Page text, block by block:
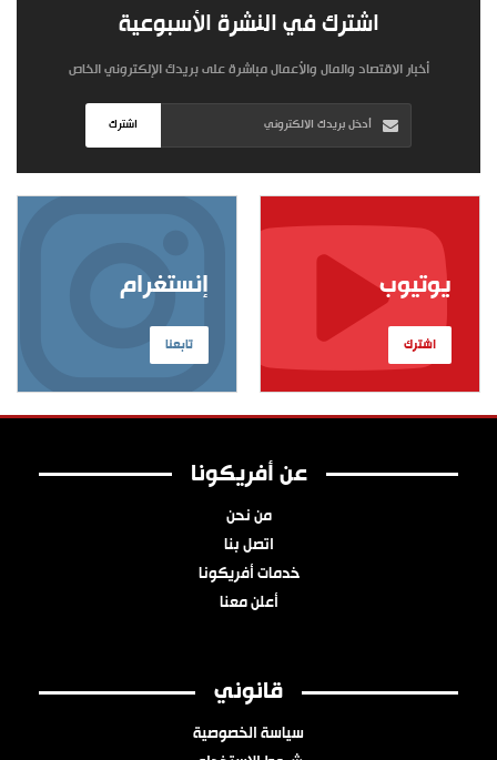
اشترك في النشرة الأسبوعية
أخبار الاقتصاد والمال والأعمال مباشرة على بريدك الإلكتروني الخاص
اشترك
إنستغرام
تابعنا
يوتيوب
اشترك
عن أفريكونا
من نحن
اتصل بنا
خدمات أفريكونا
أعلن معنا
قانوني
سياسة الخصوصية